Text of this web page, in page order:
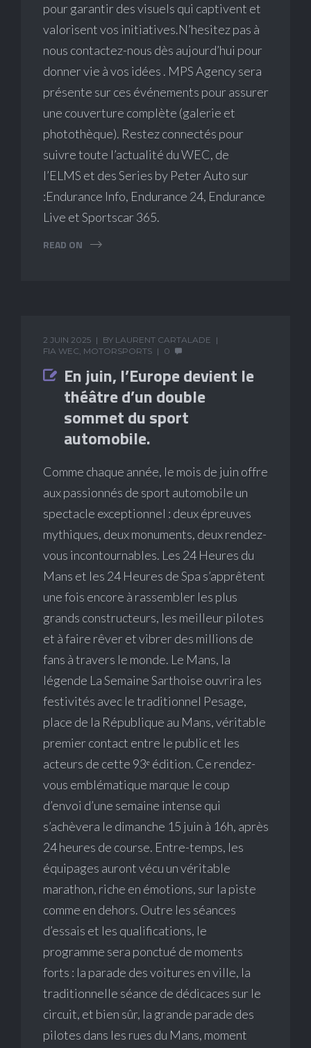
pour garantir des visuels qui captivent et
valorisent vos initiatives.N’hesitez pas à
nous contactez-nous dès aujourd’hui pour
donner vie à vos idées . MPS Agency sera
présente sur ces événements pour assurer
une couverture complète (galerie et
photothèque). Restez connectés pour
suivre toute l’actualité du WEC, de
l’ELMS et des Series by Peter Auto sur
:Endurance Info, Endurance 24, Endurance
Live et Sportscar 365.
READ ON
2 JUIN 2025 BY LAURENT CARTALADE
FIA WEC, MOTORSPORTS 0
En juin, l’Europe devient le
théâtre d’un double
sommet du sport
automobile.
Comme chaque année, le mois de juin offre
aux passionnés de sport automobile un
spectacle exceptionnel : deux épreuves
mythiques, deux monuments, deux rendez-
vous incontournables. Les 24 Heures du
Mans et les 24 Heures de Spa s’apprêtent
une fois encore à rassembler les plus
grands constructeurs, les meilleur pilotes
et à faire rêver et vibrer des millions de
fans à travers le monde. Le Mans, la
légende La Semaine Sarthoise ouvrira les
festivités avec le traditionnel Pesage,
place de la République au Mans, véritable
premier contact entre le public et les
acteurs de cette 93ᵉ édition. Ce rendez-
vous emblématique marque le coup
d’envoi d’une semaine intense qui
s’achèvera le dimanche 15 juin à 16h, après
24 heures de course. Entre-temps, les
équipages auront vécu un véritable
marathon, riche en émotions, sur la piste
comme en dehors. Outre les séances
d’essais et les qualifications, le
programme sera ponctué de moments
forts : la parade des voitures en ville, la
traditionnelle séance de dédicaces sur le
circuit, et bien sûr, la grande parade des
pilotes dans les rues du Mans, moment